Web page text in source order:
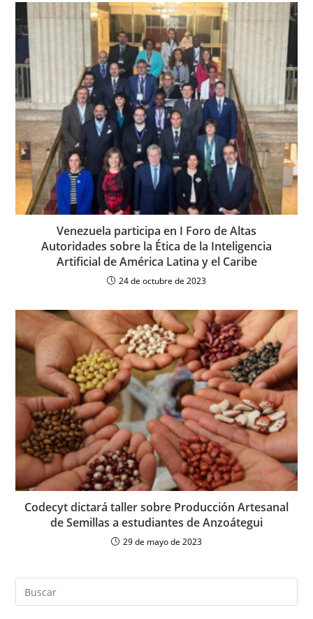
Venezuela participa en I Foro de Altas
Autoridades sobre la Ética de la Inteligencia
Artificial de América Latina y el Caribe
24 de octubre de 2023
Codecyt dictará taller sobre Producción Artesanal
de Semillas a estudiantes de Anzoátegui
29 de mayo de 2023